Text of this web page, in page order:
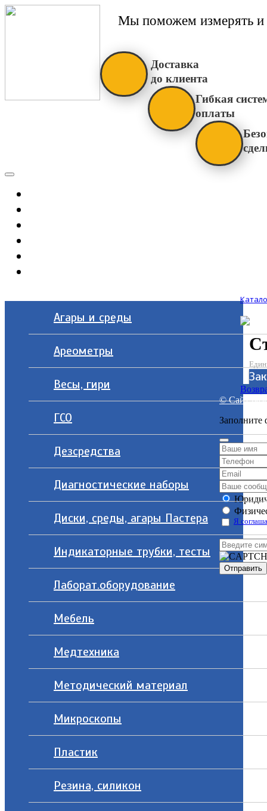
Мы поможем измерять и
Доставка
до клиента
Гибкая
оплаты
Агары и среды
Ареометры
Весы, гири
ГСО
Дезсредства
Диагностические наборы
Диски, среды, агары Пастера
Индикаторные трубки, тесты
Лаборат.оборудование
Мебель
Медтехника
Методический материал
Микроскопы
Пластик
Резина, силикон
© Сайт
Заполните
Я